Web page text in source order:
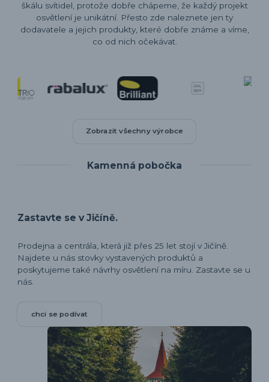
škálu svítidel, protože dobře chápeme, že každý projekt
osvětlení je unikátní. Přesto zde naleznete jen ty
dodavatele a jejich produkty, které dobře známe a víme,
co od nich očekávat.
Zobrazit všechny výrobce
Kamenná pobočka
Zastavte se v Jičíně.
Prodejna a centrála, která již přes 25 let stojí v Jičíně.
Najdete u nás stovky vystavených produktů a
poskytujeme také návrhy osvětlení na míru. Zastavte se u
nás.
chci se podívat